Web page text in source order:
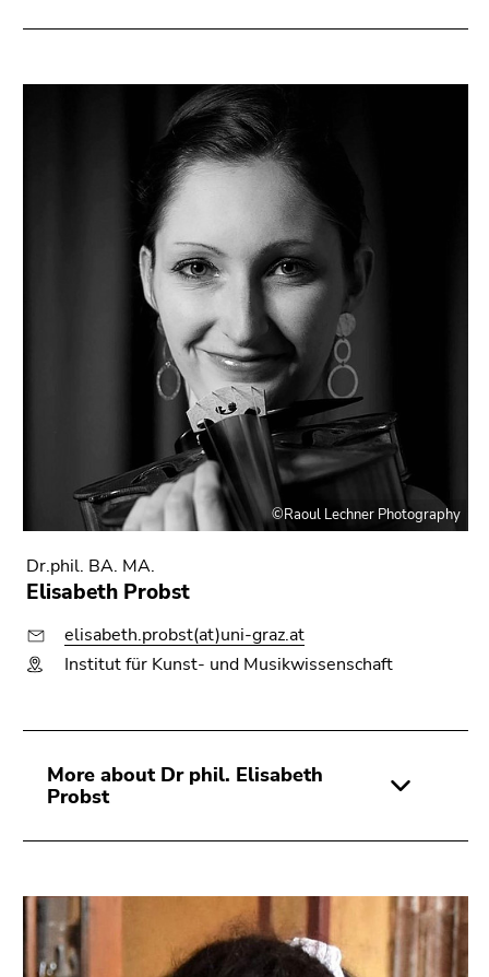
©Raoul Lechner Photography
Dr.phil. BA. MA.
Elisabeth Probst
elisabeth.probst(at)uni-graz.at
Institut für Kunst- und Musikwissenschaft
More about Dr phil. Elisabeth
Probst